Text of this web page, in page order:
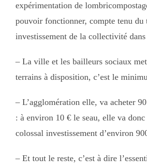
expérimentation de
pouvoir fonctionner, compte tenu du
investissement de la collectivité
– La ville et les bailleurs sociaux
terrains à disposition, c’est le
–L’agglomération elle, va acheter
: à environ 10 € le seau, elle va
colossal investissement d’environ
–Et tout le reste, c’est à dire